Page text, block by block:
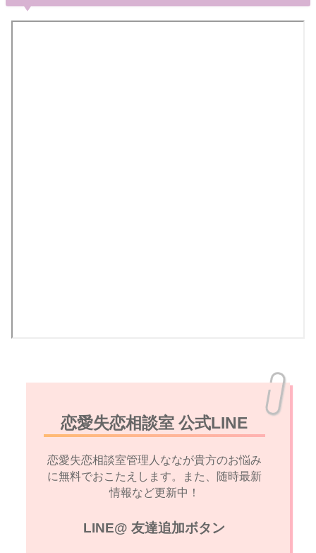
恋愛失恋相談室 公式LINE
恋愛失恋相談室管理人ななが貴方のお悩み
に無料でおこたえします。また、随時最新
情報など更新中！
LINE@ 友達追加ボタン